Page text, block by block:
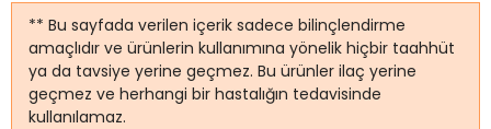
** Bu sayfada verilen içerik sadece bilinçlendirme
amaçlıdır ve ürünlerin kullanımına yönelik hiçbir taahhüt
ya da tavsiye yerine geçmez. Bu ürünler ilaç yerine
geçmez ve herhangi bir hastalığın tedavisinde
kullanılamaz.